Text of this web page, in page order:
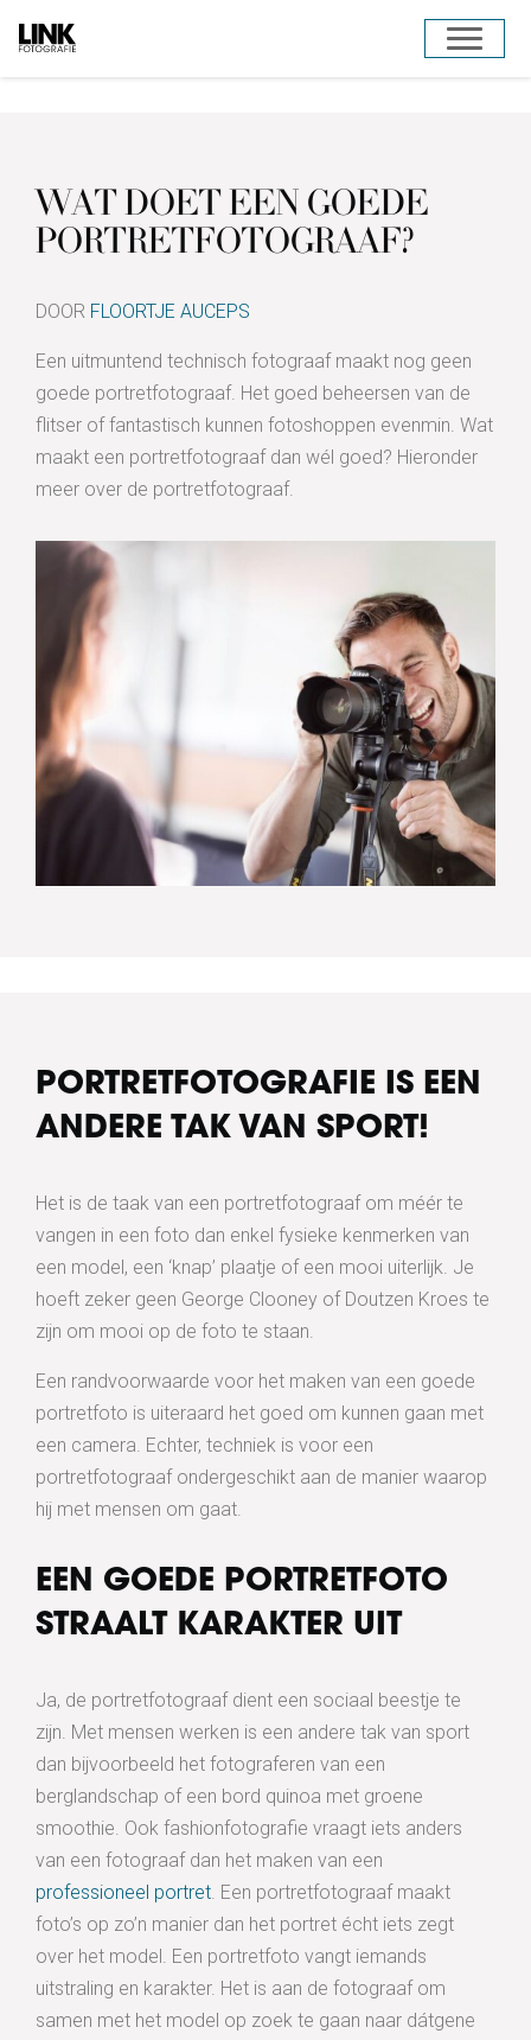
naar
Toggle
WAT DOET EEN GOEDE
PORTRETFOTOGRAAF?
DOOR FLOORTJE AUCEPS
Een uitmuntend technisch fotograaf maakt nog geen
goede portretfotograaf. Het goed beheersen van de
flitser of fantastisch kunnen fotoshoppen evenmin. Wat
maakt een portretfotograaf dan wél goed? Hieronder
meer over de portretfotograaf.
PORTRETFOTOGRAFIE IS EEN
ANDERE TAK VAN SPORT!
Het is de taak van een portretfotograaf om méér te
vangen in een foto dan enkel fysieke kenmerken van
een model, een ‘knap’ plaatje of een mooi uiterlijk. Je
hoeft zeker geen George Clooney of Doutzen Kroes te
zijn om mooi op de foto te staan.
Een randvoorwaarde voor het maken van een goede
portretfoto is uiteraard het goed om kunnen gaan met
een camera. Echter, techniek is voor een
portretfotograaf ondergeschikt aan de manier waarop
hij met mensen om gaat.
EEN GOEDE PORTRETFOTO
STRAALT KARAKTER UIT
Ja, de portretfotograaf dient een sociaal beestje te
zijn. Met mensen werken is een andere tak van sport
dan bijvoorbeeld het fotograferen van een
berglandschap of een bord quinoa met groene
smoothie. Ook fashionfotografie vraagt iets anders
van een fotograaf dan het maken van een
professioneel portret. Een portretfotograaf maakt
foto’s op zo’n manier dan het portret écht iets zegt
over het model. Een portretfoto vangt iemands
uitstraling en karakter. Het is aan de fotograaf om
samen met het model op zoek te gaan naar dátgene